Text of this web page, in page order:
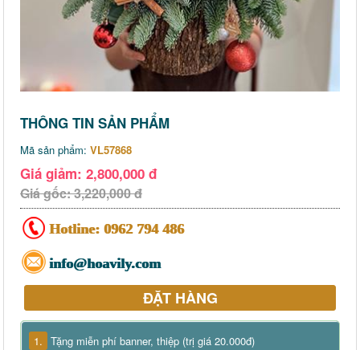
THÔNG TIN SẢN PHẨM
Mã sản phẩm: VL57868
Giá giảm: 2,800,000 đ
Giá gốc: 3,220,000 đ
Hotline: 0962 794 486
info@hoavily.com
ĐẶT HÀNG
1. Tặng miễn phí banner, thiệp (trị giá 20.000đ)